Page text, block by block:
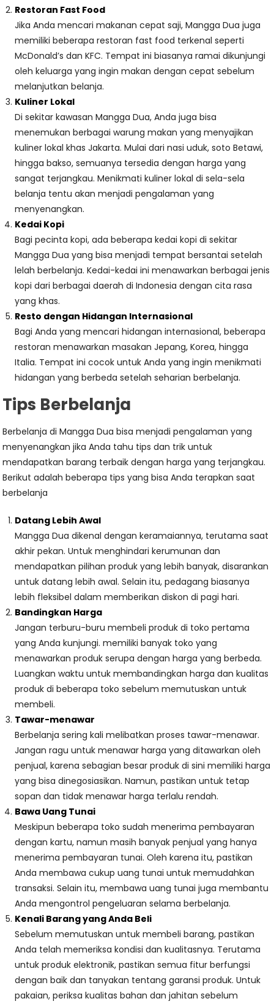
Restoran Fast Food
Jika Anda mencari makanan cepat saji, Mangga Dua juga
memiliki beberapa restoran fast food terkenal seperti
McDonald’s dan KFC. Tempat ini biasanya ramai dikunjungi
oleh keluarga yang ingin makan dengan cepat sebelum
melanjutkan belanja.
Kuliner Lokal
Di sekitar kawasan Mangga Dua, Anda juga bisa
menemukan berbagai warung makan yang menyajikan
kuliner lokal khas Jakarta. Mulai dari nasi uduk, soto Betawi,
hingga bakso, semuanya tersedia dengan harga yang
sangat terjangkau. Menikmati kuliner lokal di sela-sela
belanja tentu akan menjadi pengalaman yang
menyenangkan.
Kedai Kopi
Bagi pecinta kopi, ada beberapa kedai kopi di sekitar
Mangga Dua yang bisa menjadi tempat bersantai setelah
lelah berbelanja. Kedai-kedai ini menawarkan berbagai jenis
kopi dari berbagai daerah di Indonesia dengan cita rasa
yang khas.
Resto dengan Hidangan Internasional
Bagi Anda yang mencari hidangan internasional, beberapa
restoran menawarkan masakan Jepang, Korea, hingga
Italia. Tempat ini cocok untuk Anda yang ingin menikmati
hidangan yang berbeda setelah seharian berbelanja.
Tips Berbelanja
Berbelanja di Mangga Dua bisa menjadi pengalaman yang
menyenangkan jika Anda tahu tips dan trik untuk
mendapatkan barang terbaik dengan harga yang terjangkau.
Berikut adalah beberapa tips yang bisa Anda terapkan saat
berbelanja
Datang Lebih Awal
Mangga Dua dikenal dengan keramaiannya, terutama saat
akhir pekan. Untuk menghindari kerumunan dan
mendapatkan pilihan produk yang lebih banyak, disarankan
untuk datang lebih awal. Selain itu, pedagang biasanya
lebih fleksibel dalam memberikan diskon di pagi hari.
Bandingkan Harga
Jangan terburu-buru membeli produk di toko pertama
yang Anda kunjungi. memiliki banyak toko yang
menawarkan produk serupa dengan harga yang berbeda.
Luangkan waktu untuk membandingkan harga dan kualitas
produk di beberapa toko sebelum memutuskan untuk
membeli.
Tawar-menawar
Berbelanja sering kali melibatkan proses tawar-menawar.
Jangan ragu untuk menawar harga yang ditawarkan oleh
penjual, karena sebagian besar produk di sini memiliki harga
yang bisa dinegosiasikan. Namun, pastikan untuk tetap
sopan dan tidak menawar harga terlalu rendah.
Bawa Uang Tunai
Meskipun beberapa toko sudah menerima pembayaran
dengan kartu, namun masih banyak penjual yang hanya
menerima pembayaran tunai. Oleh karena itu, pastikan
Anda membawa cukup uang tunai untuk memudahkan
transaksi. Selain itu, membawa uang tunai juga membantu
Anda mengontrol pengeluaran selama berbelanja.
Kenali Barang yang Anda Beli
Sebelum memutuskan untuk membeli barang, pastikan
Anda telah memeriksa kondisi dan kualitasnya. Terutama
untuk produk elektronik, pastikan semua fitur berfungsi
dengan baik dan tanyakan tentang garansi produk. Untuk
pakaian, periksa kualitas bahan dan jahitan sebelum